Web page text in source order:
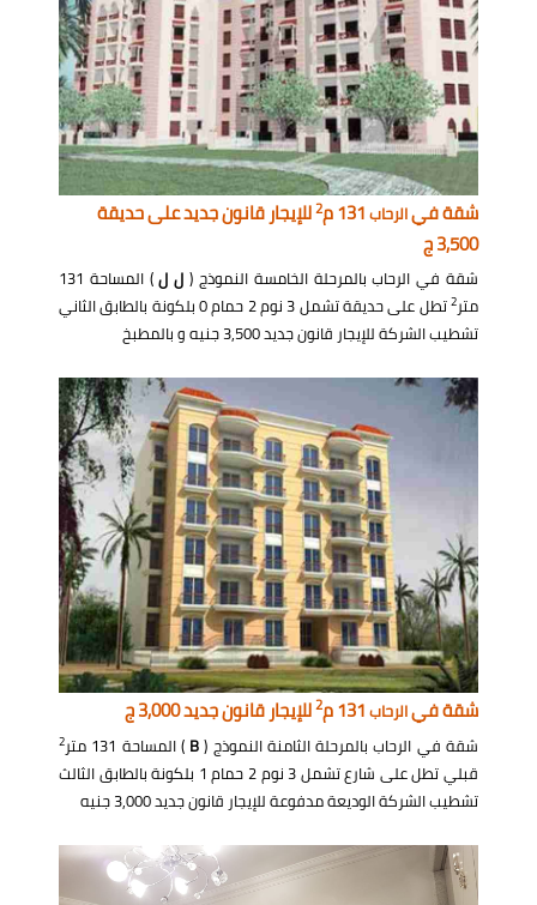
شقة فيالرحاب 2للإيجار قانون جديد على حديقة
3,500 ج
شقة في الرحاب بالمرحلة الخامسة النموذج ( ل ل
) المساحة 131
متر2
تطل على حديقة تشمل 3 نوم 2 حمام 0 بلكونة بالطابق الثاني
تشطيب الشركة للإيجار قانون جديد 3,500 جنيه و بالمطبخ
شقة فيالرحاب 2للإيجار قانون جديد 3,000 ج
شقة في الرحاب بالمرحلة الثامنة النموذج (B ) المساحة 131 متر 2
قبلي تطل على شارع تشمل 3 نوم 2 حمام 1 بلكونة بالطابق الثالث
تشطيب الشركة الوديعة مدفوعة للإيجار قانون جديد 3,000 جنيه